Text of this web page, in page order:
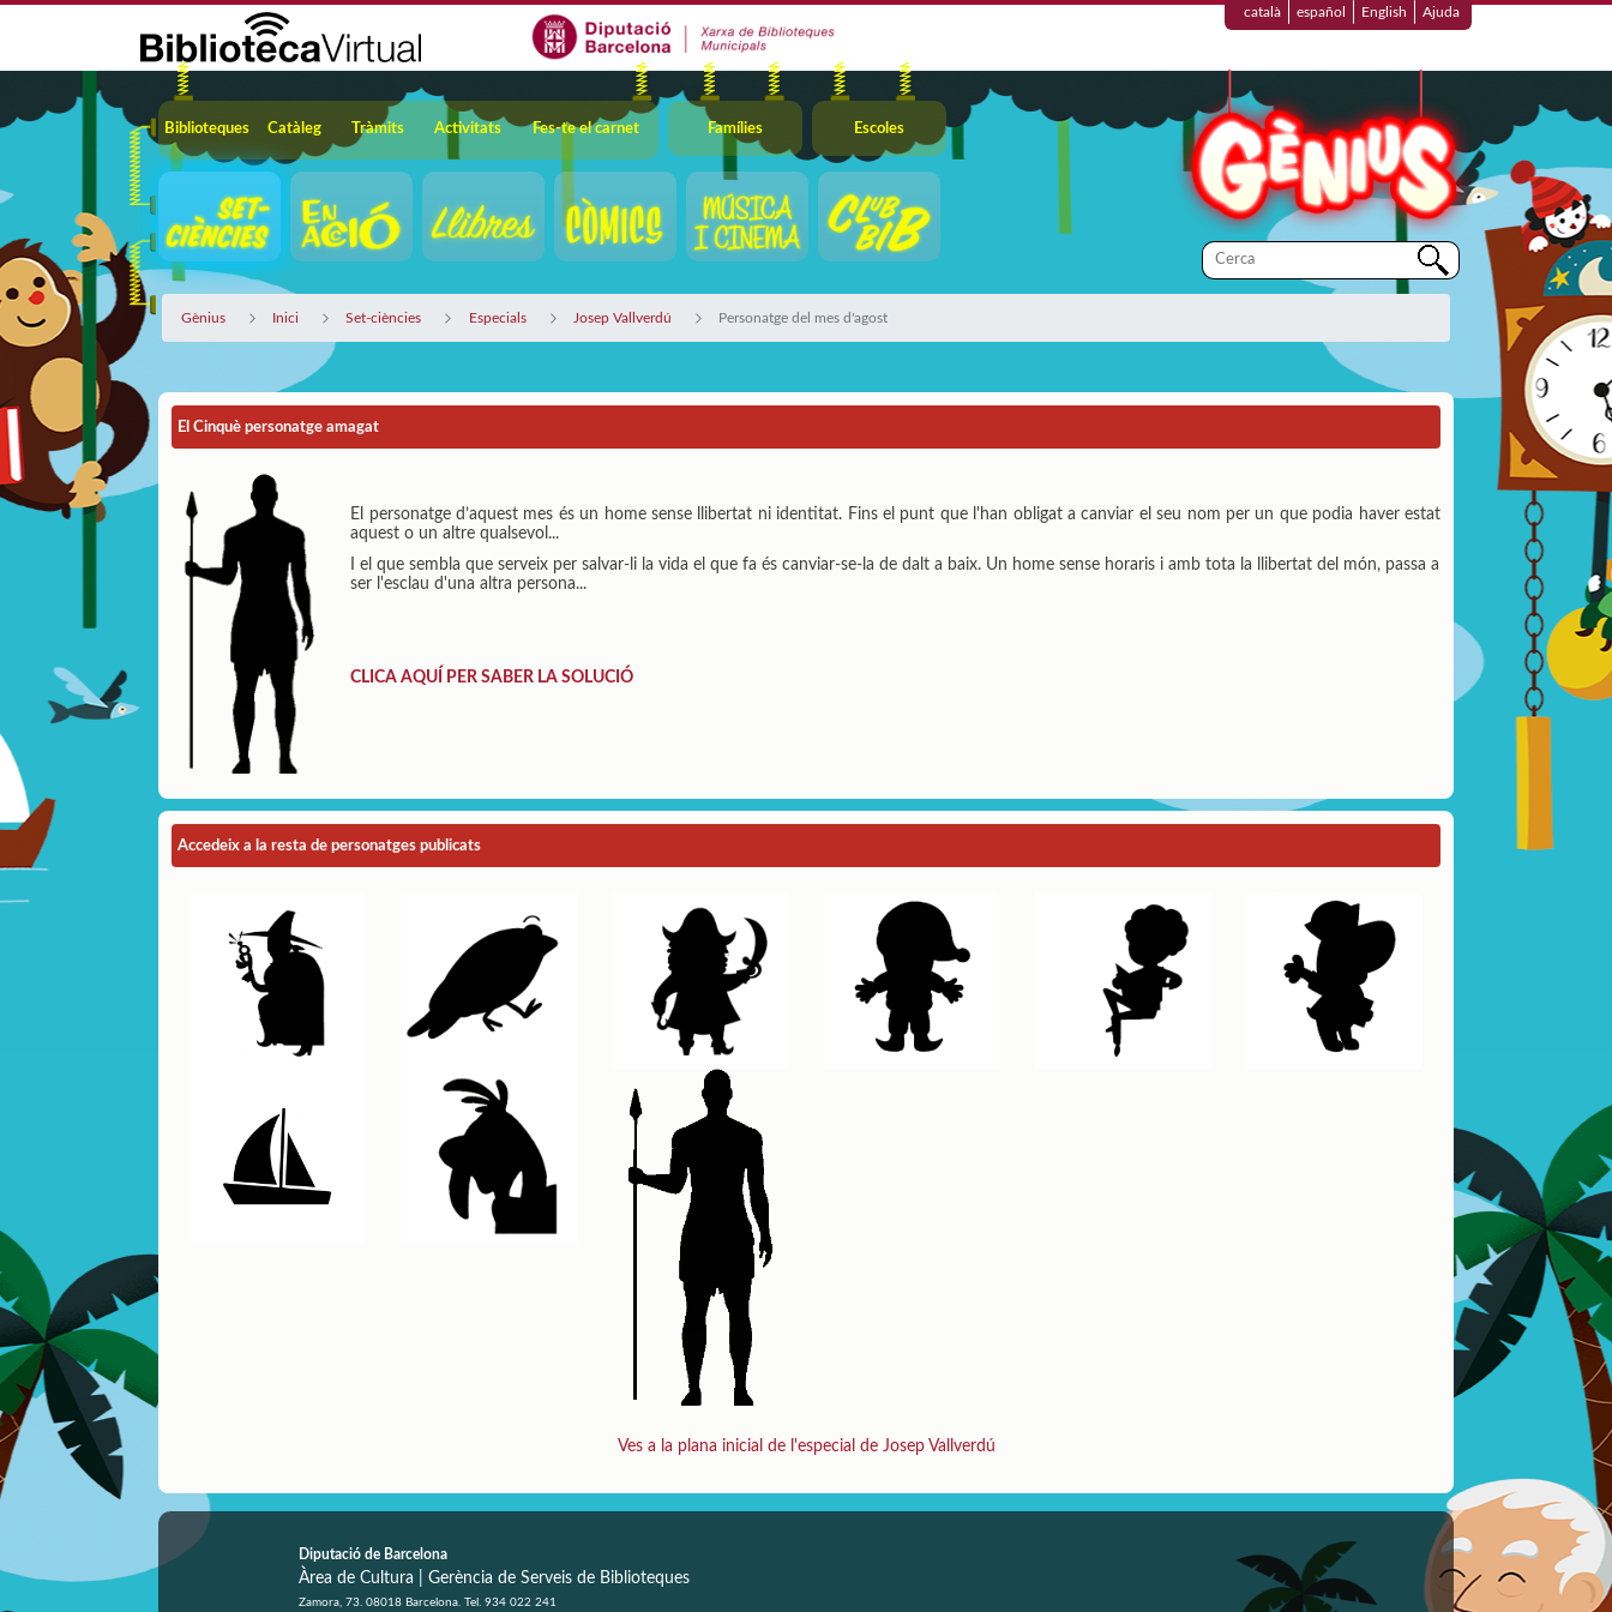
català español English Ajuda
Navegació
Biblioteques Catàleg Tràmits Activitats Fes-te el carnet Famílies Escoles
Gènius Inici Set-ciències Especials Josep Vallverdú Personatge del mes d'agost
El Cinquè personatge amagat
El personatge d’aquest mes és un home sense llibertat ni identitat. Fins el punt que l'han obligat a canviar el seu nom per un que podia haver estat
aquest o un altre qualsevol...
I el que sembla que serveix per salvar-li la vida el que fa és canviar-se-la de dalt a baix. Un home sense horaris i amb tota la llibertat del món, passa a
ser l'esclau d'una altra persona...
CLICA AQUÍ PER SABER LA SOLUCIÓ
Accedeix a la resta de personatges publicats
Ves a la plana inicial de l'especial de Josep Vallverdú
Diputació de Barcelona
Àrea de Cultura | Gerència de Serveis de Biblioteques
Zamora, 73. 08018 Barcelona. Tel. 934 022 241